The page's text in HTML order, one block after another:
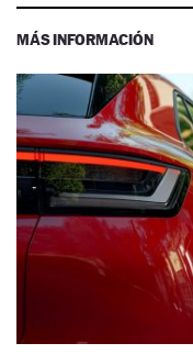
MÁS INFORMACIÓN